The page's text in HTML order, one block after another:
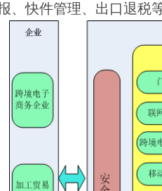
、快件管理、出口退税